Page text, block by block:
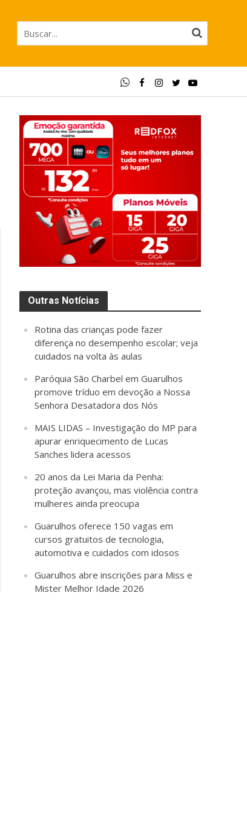
Outras Notícias
Rotina das crianças pode fazer
diferença no desempenho escolar; veja
cuidados na volta às aulas
Paróquia São Charbel em Guarulhos
promove tríduo em devoção a Nossa
Senhora Desatadora dos Nós
MAIS LIDAS – Investigação do MP para
apurar enriquecimento de Lucas
Sanches lidera acessos
20 anos da Lei Maria da Penha:
proteção avançou, mas violência contra
mulheres ainda preocupa
Guarulhos oferece 150 vagas em
cursos gratuitos de tecnologia,
automotiva e cuidados com idosos
Guarulhos abre inscrições para Miss e
Mister Melhor Idade 2026